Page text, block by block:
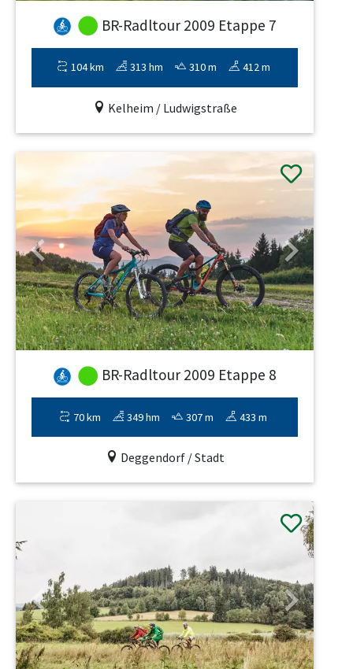
BR-Radltour 2009 Etappe 7
104 km 313 hm 310 m 412 m
Kelheim / Ludwigstraße
Previous Next
BR-Radltour 2009 Etappe 8
70 km 349 hm 307 m 433 m
Deggendorf / Stadt
Previous Next